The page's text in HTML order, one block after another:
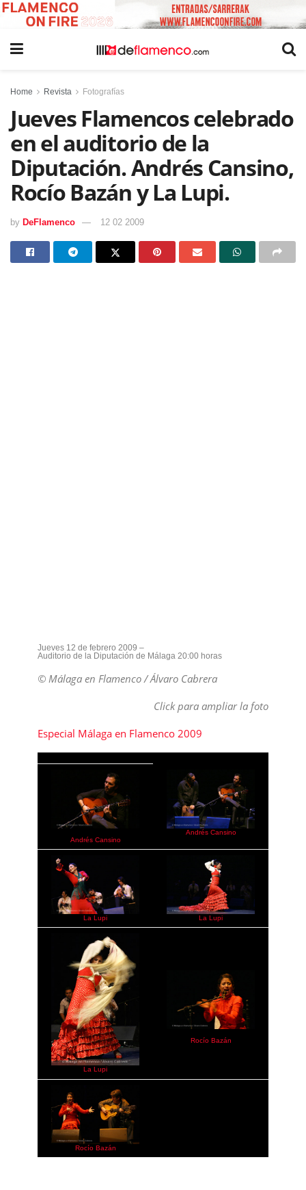
Home Revista Fotografías
Jueves Flamencos celebrado
en el auditorio de la
Diputación. Andrés Cansino,
Rocío Bazán y La Lupi.
by DeFlamenco 12 02 2009
Jueves 12 de febrero 2009 –
Auditorio de la Diputación de Málaga 20:00 horas
© Málaga en Flamenco / Álvaro Cabrera
Click para ampliar la foto
Especial Málaga en Flamenco 2009
Andrés Cansino
Andrés Cansino
La Lupi La Lupi
La Lupi
Rocío Bazán
Rocío Bazán